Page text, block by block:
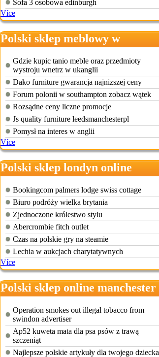
Sofa 3 osobowa edinburgh
Více
Polski sklep meblowy w
londynie
Gdzie kupic tanio meble oraz przedmioty
wystroju wnetrz w ukanglii
Dako furniture gwarancja najnizszej ceny
Forum polonii w southampton zobacz wątek
Rozsądne ceny liczne promocje
Js quality furniture leedsmanchesterpl
Pomysł na interes w anglii
Více
Polski sklep londyn online
Bookingcom palmers lodge swiss cottage
Biuro podróży wielka brytania
Zjednoczone królestwo stylu
Abercrombie fitch outlet
Czas na polskie gry na steamie
Lechia w aukcjach charytatywnych
Více
Polski sklep online manchester
Operation smokes out illegal tobacco from
swindon advertiser
Ap52 kuweta mata dla psa psów z trawą
szczeniąt
Najlepsze polskie artykuły dla twojego dziecka